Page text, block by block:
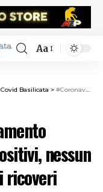
Aa
Basilicata > #Coronavirus | Aggiornamento sabato 22 maggio: 67 positivi, nessun decesso, calano ancora i ricoveri
nessun
ricoveri